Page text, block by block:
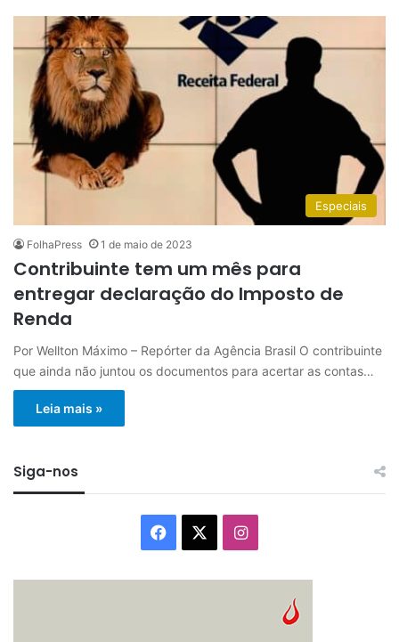
Especiais
FolhaPress 1 de maio de 2023
Contribuinte tem um mês para
entregar declaração do Imposto de
Renda
Por Wellton Máximo – Repórter da Agência Brasil O contribuinte
que ainda não juntou os documentos para acertar as contas…
Leia mais »
Siga-nos
Facebook Instagram